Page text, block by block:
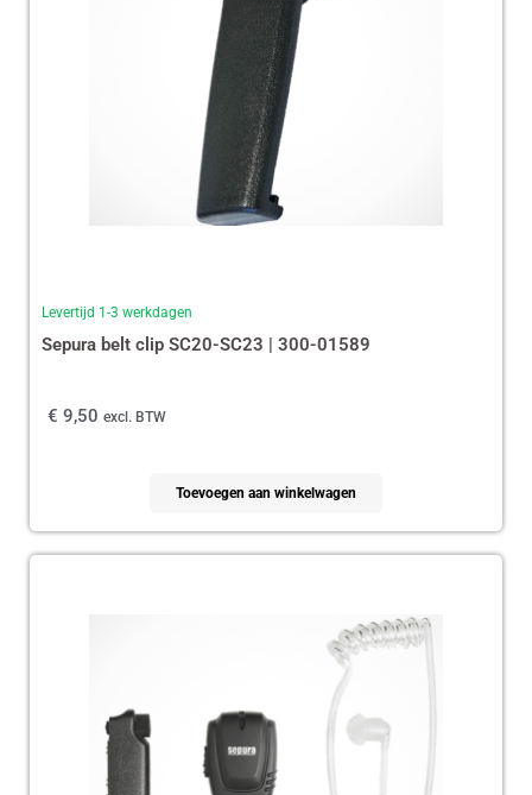
Levertijd 1-3 werkdagen
Sepura belt clip SC20-SC23 | 300-01589
€ 9,50 excl. BTW
Toevoegen aan winkelwagen